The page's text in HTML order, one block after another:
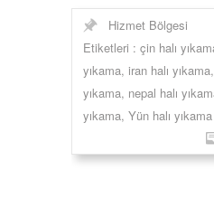
Hizmet Bölgesi
Etiketleri : çin halı
yıkama, iran halı yıkama,
yıkama, nepal halı
yıkama, Yün halı yıkama